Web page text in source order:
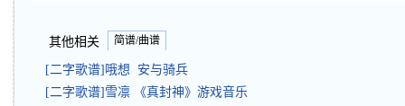
其他相关 简谱/曲谱
[二字歌谱]哦想 安与骑兵
[二字歌谱]雪凛 《真封神》游戏音乐